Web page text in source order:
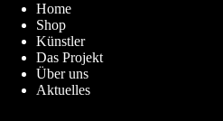
Home
Shop
Künstler
Das Projekt
Über uns
Aktuelles